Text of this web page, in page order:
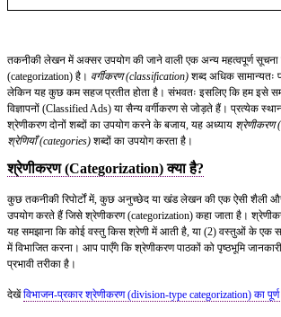
तकनीकी लेखन में अक्सर उपयोग की जाने वाली एक अन्य महत्वपूर्ण
(categorization) है। वर्गीकरण (classification) शब्द अधिक सामान्यतः
लेकिन यह कुछ कम सहज प्रतीत होता है। संभवतः इसलिए कि हम इसे
विज्ञापनों (Classified Ads) या सैन्य वर्गीकरण से जोड़ते हैं। प्रत्येक
श्रेणीकरण दोनों शब्दों का उपयोग करने के बजाय, यह अध्याय श्रेणीकरण
श्रेणियाँ (categories) शब्दों का उपयोग करता है।
श्रेणीकरण (Categorization) क्या है?
कुछ तकनीकी रिपोर्टों में, कुछ अनुच्छेद या खंड लेखन की एक ऐसी शैली
उपयोग करते हैं जिसे श्रेणीकरण (categorization) कहा जाता है।
यह समझाना कि कोई वस्तु किस श्रेणी में आती है, या (2) वस्तुओं के एक
में विभाजित करना। आप पाएँगे कि श्रेणीकरण पाठकों को पृष्ठभूमि
प्रभावी तरीका है।
देखेंविभाजन-प्रकार श्रेणीकरण (division-type categorization) का पूर्ण